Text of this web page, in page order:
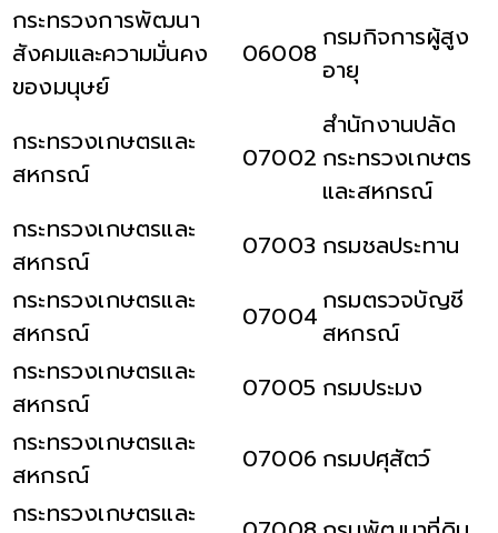
กระทรวงการพัฒนา
สังคมและความมั่นคง
ของมนุษย์
06008 กรมกิจการผู้สูง
อายุ
กระทรวงเกษตรและ
สหกรณ์
07002
สำนักงานปลัด
กระทรวงเกษตร
และสหกรณ์
กระทรวงเกษตรและ
สหกรณ์
07003 กรมชลประทาน
กระทรวงเกษตรและ
สหกรณ์
07004 กรมตรวจบัญชี
สหกรณ์
กระทรวงเกษตรและ
สหกรณ์
07005 กรมประมง
กระทรวงเกษตรและ
สหกรณ์
07006 กรมปศุสัตว์
กระทรวงเกษตรและ